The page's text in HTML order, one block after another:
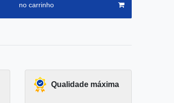
no carrinho
Qualidade máxima